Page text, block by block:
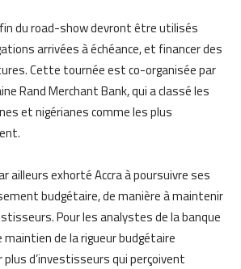
du road-show devront être utilisés
arrivées à échéance, et financer des
Cette tournée est co-organisée par
Rand Merchant Bank, qui a classé les
et nigérianes comme les plus
ailleurs exhorté Accra à poursuivre ses
budgétaire, de manière à maintenir
Pour les analystes de la banque
de la rigueur budgétaire
d’investisseurs qui perçoivent